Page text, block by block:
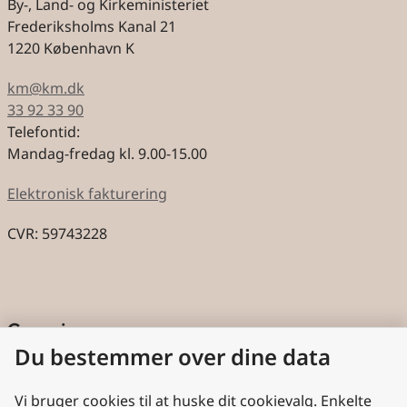
By-, Land- og Kirkeministeriet
Frederiksholms Kanal 21
1220 København K
km@km.dk
33 92 33 90
Telefontid:
Mandag-fredag kl. 9.00-15.00
Elektronisk fakturering
CVR: 59743228
Genveje
Cookies
Aktindsigt
Du bestemmer over dine data
Vi bruger cookies til at huske dit cookievalg. Enkelte